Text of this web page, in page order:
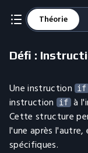
Théorie
Défi :
Une instruction if
instruction
if à
Cette structure
l'une après
spécifiques.